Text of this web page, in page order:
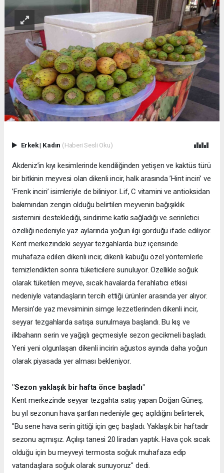
Erkek| Kadın (Haberi Sesli Oku)
Akdeniz’in kıyı kesimlerinde kendiliğinden yetişen ve kaktüs türü
bir bitkinin meyvesi olan dikenli incir, halk arasında ’Hint inciri’ ve
’Frenk inciri’ isimleriyle de biliniyor. Lif, C vitamini ve antioksidan
bakımından zengin olduğu belirtilen meyvenin bağışıklık
sistemini desteklediği, sindirime katkı sağladığı ve serinletici
özelliği nedeniyle yaz aylarında yoğun ilgi gördüğü ifade ediliyor.
Kent merkezindeki seyyar tezgahlarda buz içerisinde
muhafaza edilen dikenli incir, dikenli kabuğu özel yöntemlerle
temizlendikten sonra tüketicilere sunuluyor. Özellikle soğuk
olarak tüketilen meyve, sıcak havalarda ferahlatıcı etkisi
nedeniyle vatandaşların tercih ettiği ürünler arasında yer alıyor.
Mersin’de yaz mevsiminin simge lezzetlerinden dikenli incir,
seyyar tezgahlarda satışa sunulmaya başlandı. Bu kış ve
ilkbaharın serin ve yağışlı geçmesiyle sezon gecikmeli başladı.
Yeni yeni olgunlaşan dikenli incirin ağustos ayında daha yoğun
olarak piyasada yer alması bekleniyor.
"Sezon yaklaşık bir hafta önce başladı"
Kent merkezinde seyyar tezgahta satış yapan Doğan Güneş,
bu yıl sezonun hava şartları nedeniyle geç açıldığını belirterek,
"Bu sene hava serin gittiği için geç başladı. Yaklaşık bir haftadır
sezonu açmışız. Açılışı tanesi 20 liradan yaptık. Hava çok sıcak
olduğu için bu meyveyi termosta soğuk muhafaza edip
vatandaşlara soğuk olarak sunuyoruz" dedi.